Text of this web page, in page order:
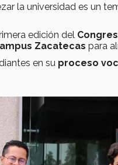
la universidad es un
edición del
Zacatecas para
en su proceso